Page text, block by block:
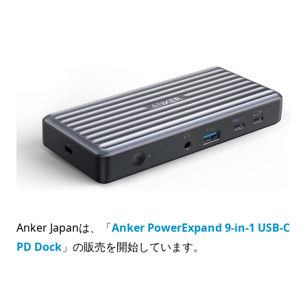
Anker Japanは、「Anker PowerExpand 9-in-1 USB-C
PD Dock 」の販売を開始しています。